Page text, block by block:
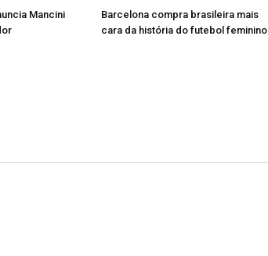
Mancini
Barcelona compra brasileira mais
cara da história do futebol feminino